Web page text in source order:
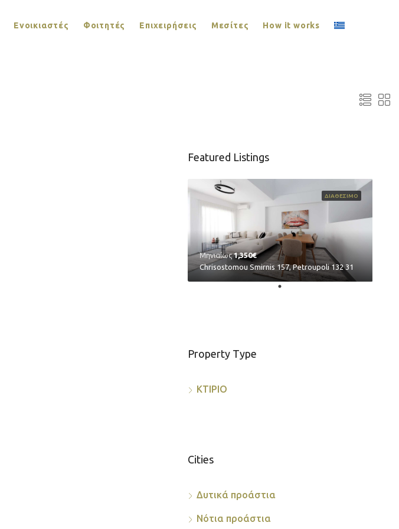
Ενοικιαστές Φοιτητές Επιχειρήσεις Μεσίτες How it works
Featured Listings
ΔΙΑΘΕΣΙΜΟ
Μηνιαίως1,350€
Chrisostomou Smirnis 157, Petroupoli 132 31
Property Type
ΚΤΙΡΙΟ
Cities
Δυτικά προάστια
Νότια προάστια